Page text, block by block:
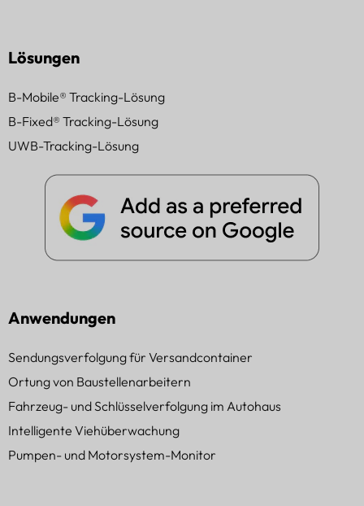
Lösungen
B-Mobile® Tracking-Lösung
B-Fixed® Tracking-Lösung
UWB-Tracking-Lösung
Anwendungen
Sendungsverfolgung für Versandcontainer
Ortung von Baustellenarbeitern
Fahrzeug- und Schlüsselverfolgung im Autohaus
Intelligente Viehüberwachung
Pumpen- und Motorsystem-Monitor